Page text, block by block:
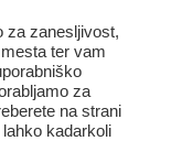
za zanesljivost,
ter vam
za
na strani
kadarkoli